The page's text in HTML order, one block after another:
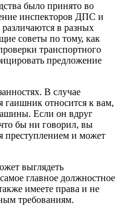
было принято во
инспекторов ДПС и
в разных
советы по тому, как
транспортного
предложение
В случае
гаишник относится к вам,
Если он вдруг
бы ни говорил, вы
преступлением и может
выглядеть
главное должностное
имеете права и не
требованиям.